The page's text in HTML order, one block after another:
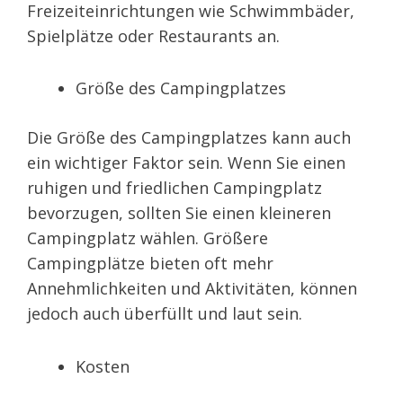
Freizeiteinrichtungen wie Schwimmbäder,
Spielplätze oder Restaurants an.
Größe des Campingplatzes
Die Größe des Campingplatzes kann auch
ein wichtiger Faktor sein. Wenn Sie einen
ruhigen und friedlichen Campingplatz
bevorzugen, sollten Sie einen kleineren
Campingplatz wählen. Größere
Campingplätze bieten oft mehr
Annehmlichkeiten und Aktivitäten, können
jedoch auch überfüllt und laut sein.
Kosten